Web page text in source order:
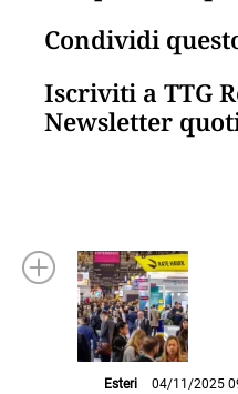
Condividi
Iscriviti a TTG
Newsletter
Esteri 04/11/2025